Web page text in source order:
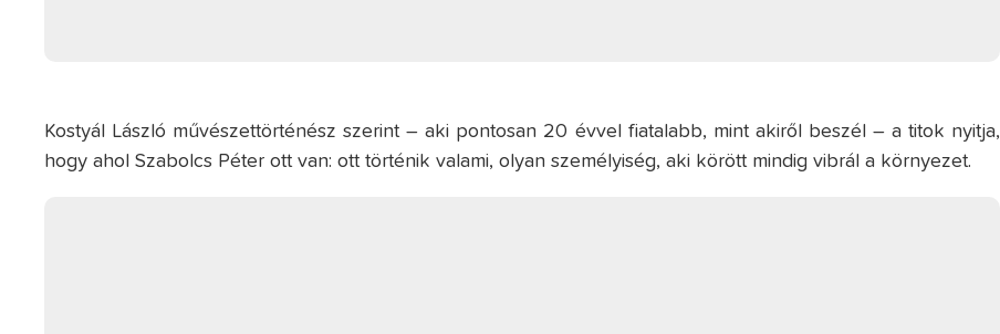
Kostyál László művészettörténész szerint – aki pontosan 20 évvel fiatalabb, mint akiről beszél – a titok nyitja,
hogy ahol Szabolcs Péter ott van: ott történik valami, olyan személyiség, aki körött mindig vibrál a környezet.